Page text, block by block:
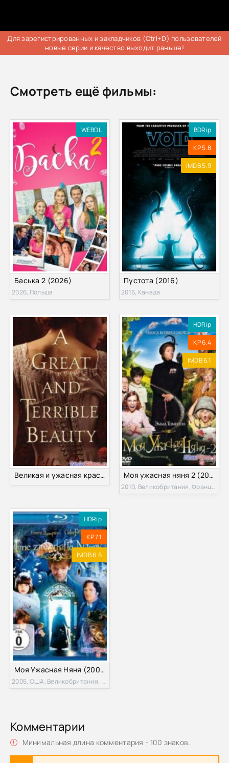
Для зарегистрированных и закладчиков (Ctrl+D) пользователей
новые серии и качество выходит раньше!
Смотреть ещё фильмы:
WEBDL
Баська 2 (2026)
2026, Польша
BDRip
KP 5.8
IMDB 5.9
Пустота (2016)
2016, Канада
Великая и ужасная красота (2015)
HDRip
KP 6.4
IMDB 6.1
Моя ужасная няня 2 (2010)
2010, Великобритания, Франция, США
HDRip
KP 7.1
IMDB 6.6
Моя Ужасная Няня (2005)
2005, США, Великобритания, Франция
Комментарии
Минимальная длина комментария - 100 знаков.